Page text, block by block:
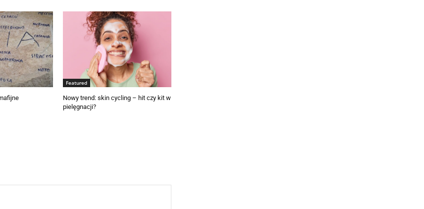
Featured
Nowy trend: skin cycling – hit czy kit w
pielęgnacji?